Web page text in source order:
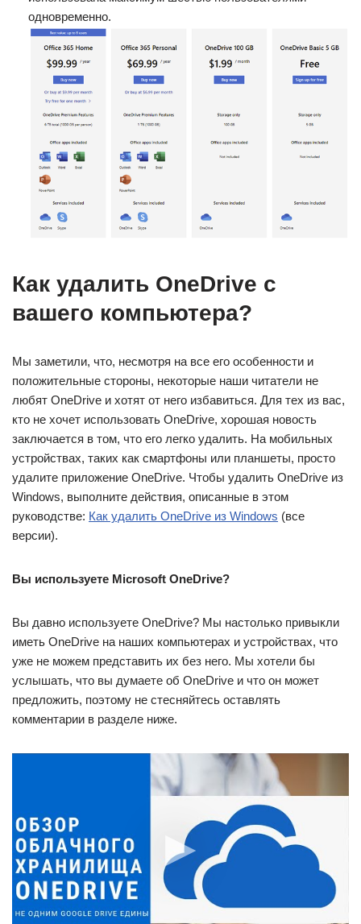
одновременно.
Как удалить OneDrive с
вашего компьютера?
Мы заметили, что, несмотря на все его особенности и
положительные стороны, некоторые наши читатели не
любят OneDrive и хотят от него избавиться. Для тех из вас,
кто не хочет использовать OneDrive, хорошая новость
заключается в том, что его легко удалить. На мобильных
устройствах, таких как смартфоны или планшеты, просто
удалите приложение OneDrive. Чтобы удалить OneDrive из
Windows, выполните действия, описанные в этом
руководстве: Как удалить OneDrive из Windows (все
версии).
Вы используете Microsoft OneDrive?
Вы давно используете OneDrive? Мы настолько привыкли
иметь OneDrive на наших компьютерах и устройствах, что
уже не можем представить их без него. Мы хотели бы
услышать, что вы думаете об OneDrive и что он может
предложить, поэтому не стесняйтесь оставлять
комментарии в разделе ниже.